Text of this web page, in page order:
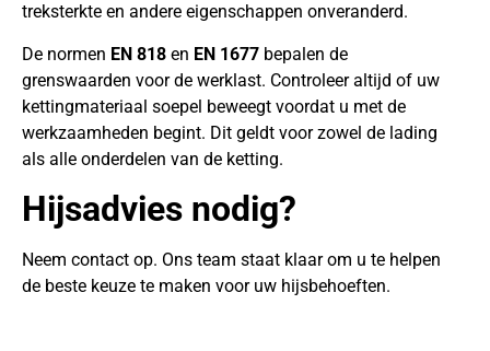
treksterkte en andere eigenschappen onveranderd.
De normen EN 818 en EN 1677 bepalen de
grenswaarden voor de werklast. Controleer altijd of uw
kettingmateriaal soepel beweegt voordat u met de
werkzaamheden begint. Dit geldt voor zowel de lading
als alle onderdelen van de ketting.
Hijsadvies nodig?
Neem contact op. Ons team staat klaar om u te helpen
de beste keuze te maken voor uw hijsbehoeften.